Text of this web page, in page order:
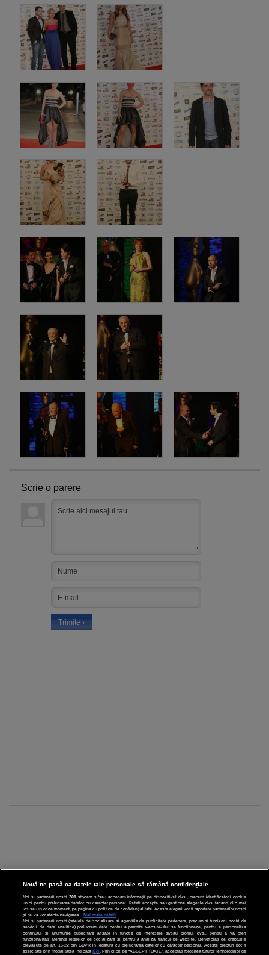
Scrie o parere
CINEMA
DIVERTISMENT
STIRI
Nouă ne pasă ca datele tale personale să rămână confidențiale
Noi și partenerii noștri 201 stocăm și/sau accesăm informații pe dispozitivul dvs., precum identificatorii cookie
unici pentru prelucrarea datelor cu caracter personal. Puteți accepta sau gestiona alegerile dvs. făcând clic mai
jos sau în orice moment, pe pagina cu politica de confidențialitate. Aceste alegeri vor fi raportate partenerilor noștri
și nu vă vor afecta navigarea.
Mai multe detalii
Noi si partenerii nostri (retelele de socializare si agentiile de publicitate partenere, precum si furnizorii nostri de
servicii de date analitice) prelucram date pentru a permite website-ului sa functioneze, pentru a personaliza
continutul si anunturile publicitare afisate in functie de interesele si/sau profilul dvs., pentru a va oferi
functionalitati aferente retelelor de socializare si pentru a analiza traficul pe website. Beneficiati de drepturile
prevazute de art. 15-22 din GDPR in legatura cu prelucrarea datelor cu caracter personal. Aceste drepturi pot fi
exercitate prin modalitatea indicataaici . Prin click pe “ACCEPT TOATE”, acceptati folosirea tuturor Tehnologiilor de